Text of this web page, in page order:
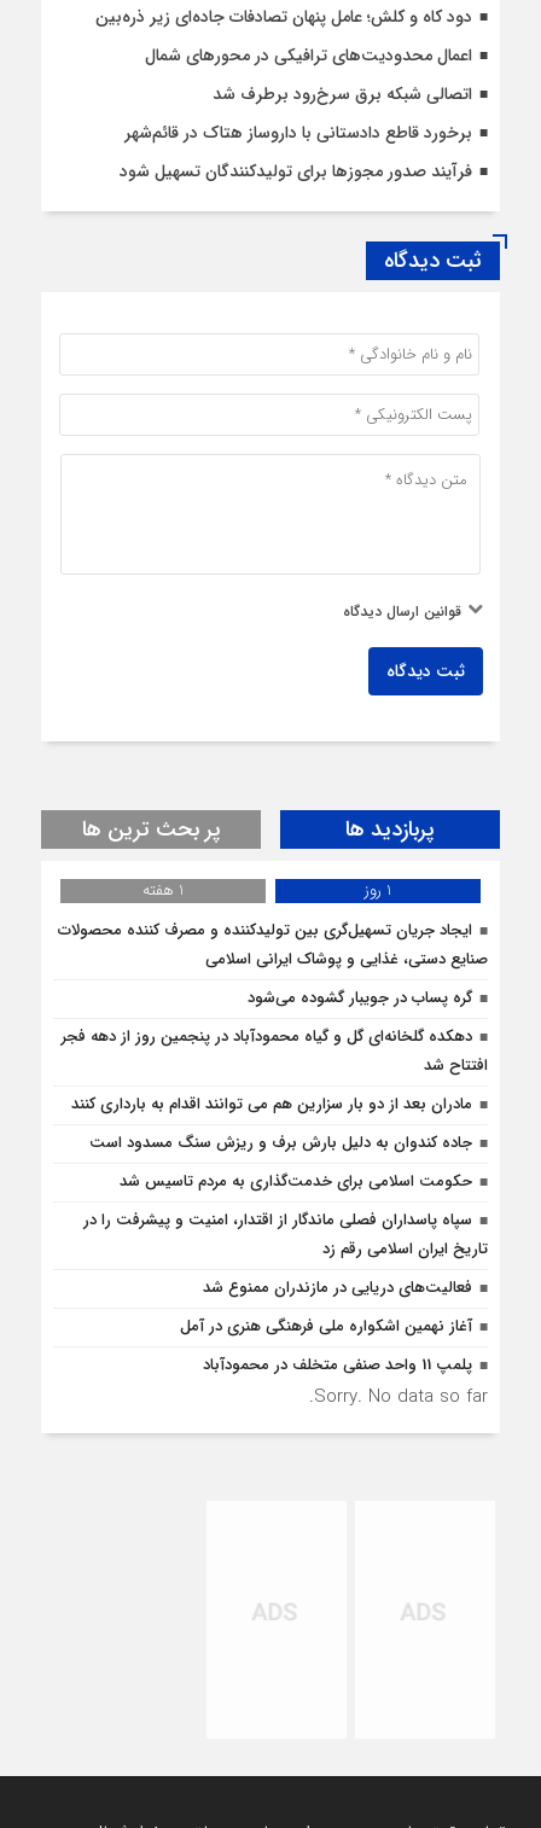
دود کاه و کلش؛ عامل پنهان تصادفات جاده‌ای زیر ذره‌بین
اعمال محدودیت‌‌های ترافیکی در محورهای شمال
اتصالی شبکه برق سرخ‌رود برطرف شد
برخورد قاطع دادستانی با داروساز هتاک در قائم‌شهر
فرآیند صدور مجوزها برای تولیدکنندگان تسهیل شود
ثبت دیدگاه
قوانین ارسال دیدگاه
ثبت دیدگاه
پربازدید ها پر بحث ترین ها
1 روز
1 هفته
ایجاد جریان تسهیل‌گری بین تولیدکننده و مصرف کننده محصولات
صنایع دستی، غذایی و پوشاک ایرانی اسلامی
گره پساب در جویبار گشوده می‌شود
دهکده گلخانه‌ای گل و گیاه محمودآباد در پنجمین روز از دهه فجر
افتتاح شد
مادران بعد از دو بار سزارین هم می توانند اقدام به بارداری کنند
جاده کندوان به دلیل بارش برف و ریزش سنگ مسدود است
حکومت اسلامی برای خدمت‌گذاری به مردم تاسیس شد
سپاه پاسداران فصلی ماندگار از اقتدار، امنیت و پیشرفت را در
تاریخ ایران اسلامی رقم زد
فعالیت‌های دریایی در مازندران ممنوع شد
آغاز نهمین اشکواره ملی فرهنگی هنری در آمل
پلمپ 11 واحد صنفی متخلف در محمودآباد
Sorry. No data so far.